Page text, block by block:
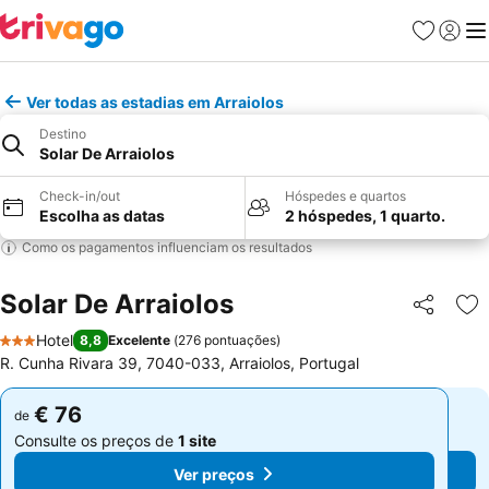
Favoritos
Iniciar
Ver todas as estadias em Arraiolos
Destino
Solar De Arraiolos
Check-in/out
Escolha as datas
Hóspedes e quartos
2 hóspedes, 1 quarto.
Como os pagamentos influenciam os resultados
Solar De Arraiolos Partilhar
3 Estrelas
Hotel 8,8 Excelente (276 pontuações)
R. Cunha Rivara 39, 7040-033, Arraiolos, Portugal
de € 76
Consulte os preços de 1 site
Ver preços
de € 76
Consulte os preços de 1 site
Ver preços